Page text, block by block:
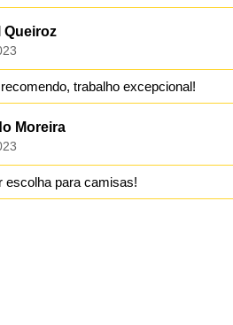
Queiroz
trabalho excepcional!
Moreira
escolha para camisas!